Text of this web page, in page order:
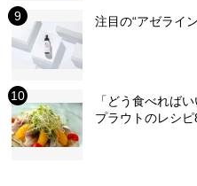
注目の“アゼライ
「どう食べれば
プラウトのレシ